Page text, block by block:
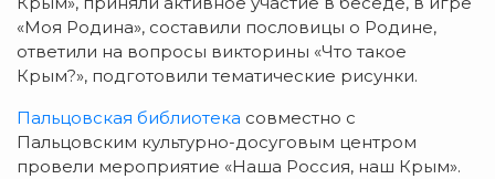
«Моя Родина», составили пословицы о Родине,
ответили на вопросы викторины «Что такое
Крым?», подготовили тематические рисунки.
Пальцовская библиотека совместно с
Пальцовским культурно-досуговым центром
провели мероприятие «Наша Россия, наш Крым».